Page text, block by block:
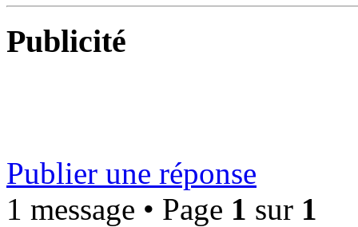
Publicité
Publier une réponse
1 message • Page 1 sur 1